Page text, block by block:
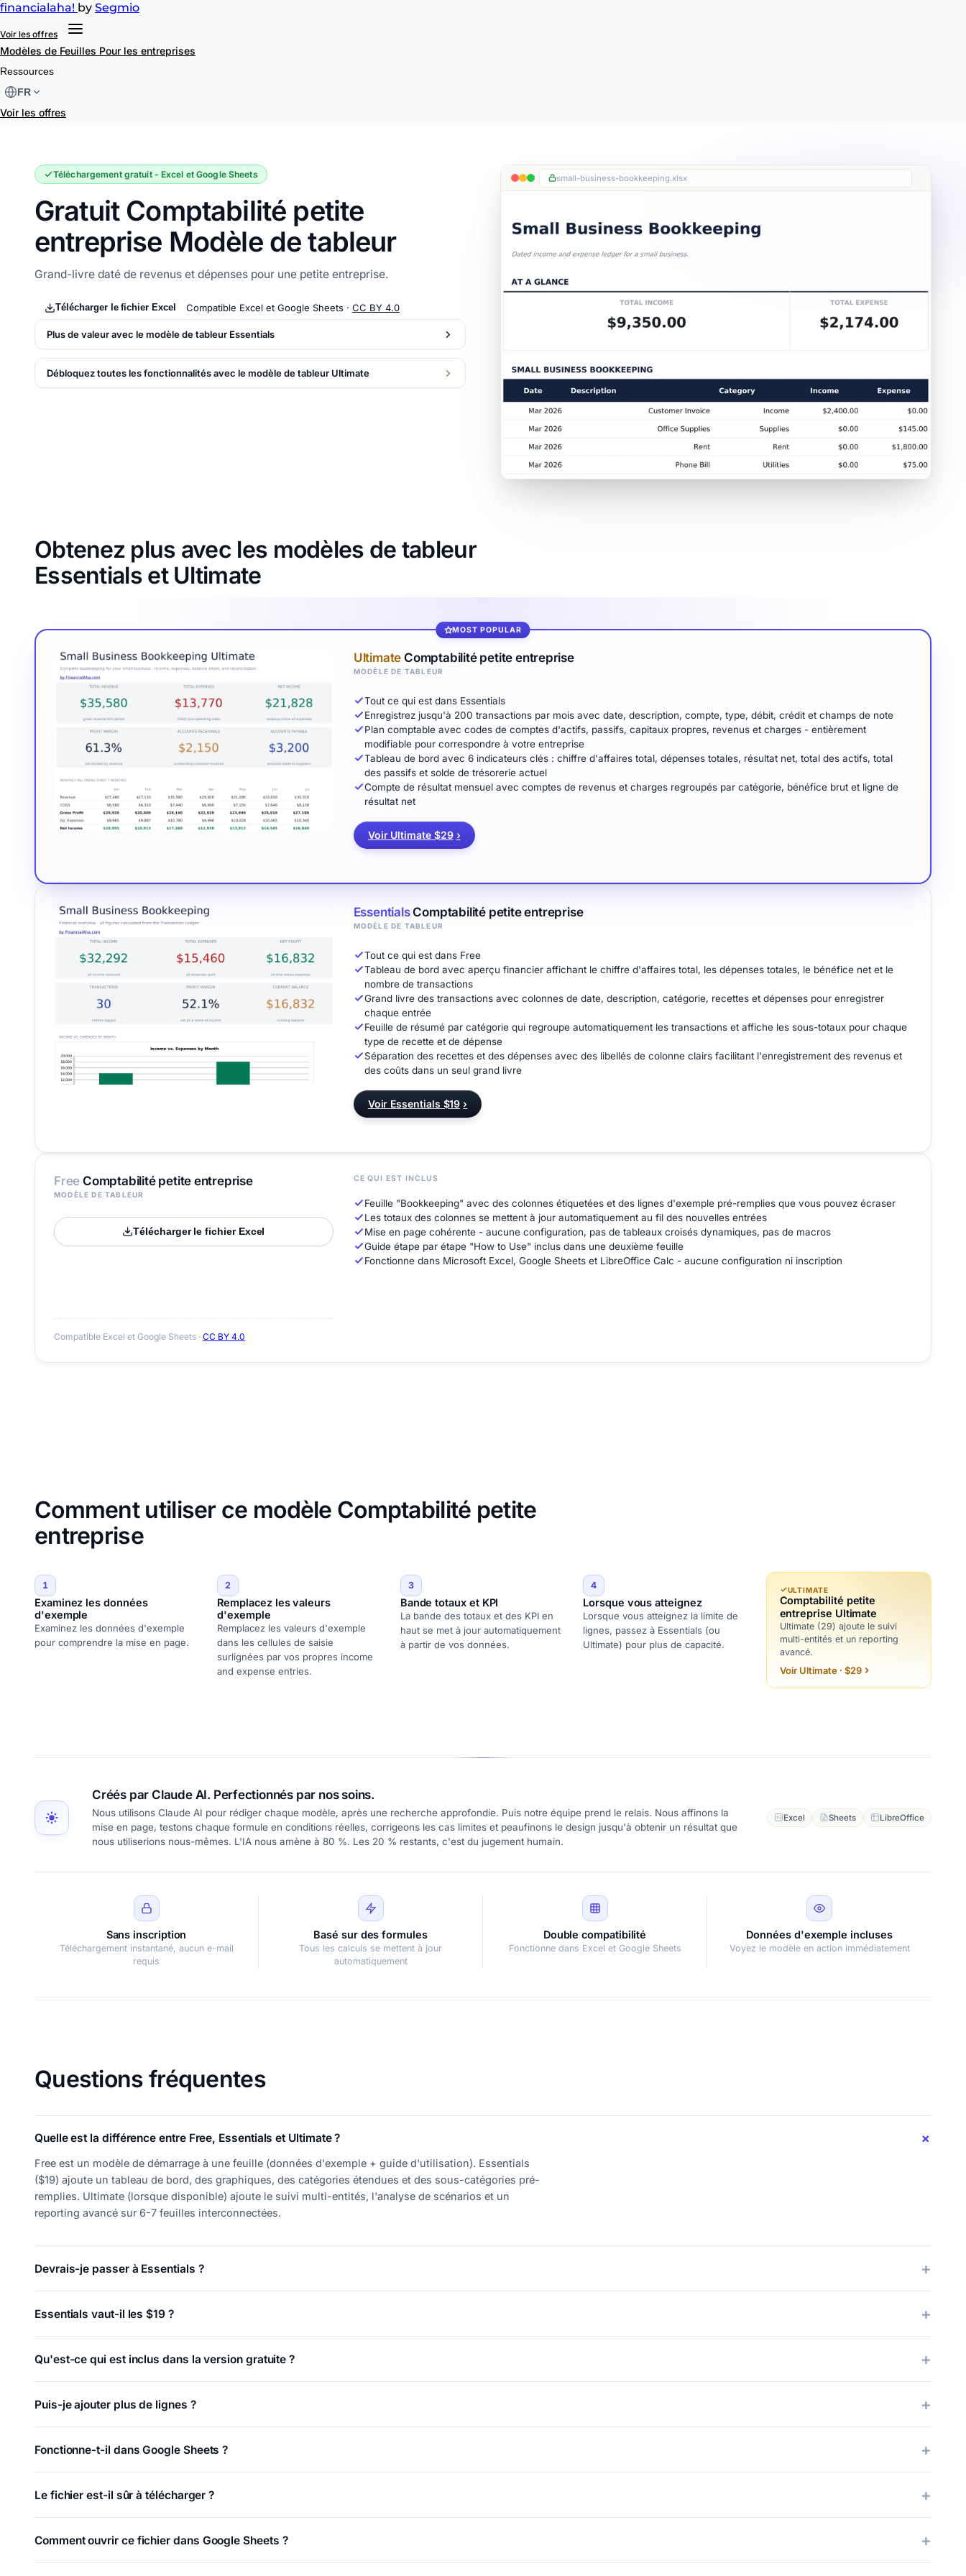
financialaha! by Segmio
Voir les offres
Modèles de Feuilles Pour les entreprises
Ressources
FR
Voir les offres
Comptabilité petite entreprise
Téléchargement gratuit - Excel et Google Sheets
Gratuit Comptabilité petite
entreprise Modèle de tableur
Grand-livre daté de revenus et dépenses pour une petite entreprise.
Télécharger le fichier Excel Compatible Excel et Google Sheets · CC BY 4.0
Plus de valeur avec le modèle de tableur Essentials
Débloquez toutes les fonctionnalités avec le modèle de tableur Ultimate
small-business-bookkeeping.xlsx
Obtenez plus avec les modèles de tableur
Essentials et Ultimate
Free Comptabilité petite entreprise
MODÈLE DE TABLEUR
Télécharger le fichier Excel
Compatible Excel et Google Sheets · CC BY 4.0
CE QUI EST INCLUS
Feuille "Bookkeeping" avec des colonnes étiquetées et des lignes d'exemple pré-remplies que vous pouvez écraser
Les totaux des colonnes se mettent à jour automatiquement au fil des nouvelles entrées
Mise en page cohérente - aucune configuration, pas de tableaux croisés dynamiques, pas de macros
Guide étape par étape "How to Use" inclus dans une deuxième feuille
Fonctionne dans Microsoft Excel, Google Sheets et LibreOffice Calc - aucune configuration ni inscription
EssentialsComptabilité petite entreprise
MODÈLE DE TABLEUR
Tout ce qui est dans Free
Tableau de bord avec aperçu financier affichant le chiffre d'affaires total, les dépenses totales, le bénéfice net et le
nombre de transactions
Grand livre des transactions avec colonnes de date, description, catégorie, recettes et dépenses pour enregistrer
chaque entrée
Feuille de résumé par catégorie qui regroupe automatiquement les transactions et affiche les sous-totaux pour chaque
type de recette et de dépense
Séparation des recettes et des dépenses avec des libellés de colonne clairs facilitant l'enregistrement des revenus et
des coûts dans un seul grand livre
Voir Essentials $19 ›
MOST POPULAR
Ultimate Comptabilité petite entreprise
MODÈLE DE TABLEUR
Tout ce qui est dans Essentials
Enregistrez jusqu'à 200 transactions par mois avec date, description, compte, type, débit, crédit et champs de note
Plan comptable avec codes de comptes d'actifs, passifs, capitaux propres, revenus et charges - entièrement
modifiable pour correspondre à votre entreprise
Tableau de bord avec 6 indicateurs clés : chiffre d'affaires total, dépenses totales, résultat net, total des actifs, total
des passifs et solde de trésorerie actuel
Compte de résultat mensuel avec comptes de revenus et charges regroupés par catégorie, bénéfice brut et ligne de
résultat net
Voir Ultimate $29 ›
Comment utiliser ce modèle Comptabilité petite
entreprise
1
Examinez les données
d'exemple
Examinez les données d'exemple
pour comprendre la mise en page.
2
Remplacez les valeurs
d'exemple
Remplacez les valeurs d'exemple
dans les cellules de saisie
surlignées par vos propres income
and expense entries.
3
Bande totaux et KPI
La bande des totaux et des KPI en
haut se met à jour automatiquement
à partir de vos données.
4
Lorsque vous atteignez
Lorsque vous atteignez la limite de
lignes, passez à Essentials (ou
Ultimate) pour plus de capacité.
ULTIMATE
Comptabilité petite
entreprise Ultimate
Ultimate (29) ajoute le suivi
multi-entités et un reporting
avancé.
Voir Ultimate · $29
Créés par Claude AI. Perfectionnés par nos soins.
Nous utilisons Claude AI pour rédiger chaque modèle, après une recherche approfondie. Puis notre équipe prend le relais. Nous affinons la
mise en page, testons chaque formule en conditions réelles, corrigeons les cas limites et peaufinons le design jusqu'à obtenir un résultat que
nous utiliserions nous-mêmes. L'IA nous amène à 80 %. Les 20 % restants, c'est du jugement humain.
Excel Sheets LibreOffice
Sans inscription
Téléchargement instantané, aucun e-mail
requis
Basé sur des formules
Tous les calculs se mettent à jour
automatiquement
Double compatibilité
Fonctionne dans Excel et Google Sheets
Données d'exemple incluses
Voyez le modèle en action immédiatement
Questions fréquentes
Quelle est la différence entre Free, Essentials et Ultimate ?
Free est un modèle de démarrage à une feuille (données d'exemple + guide d'utilisation). Essentials
($19) ajoute un tableau de bord, des graphiques, des catégories étendues et des sous-catégories pré-
remplies. Ultimate (lorsque disponible) ajoute le suivi multi-entités, l'analyse de scénarios et un
reporting avancé sur 6-7 feuilles interconnectées.
Devrais-je passer à Essentials ?
Essentials vaut-il les $19 ?
Qu'est-ce qui est inclus dans la version gratuite ?
Puis-je ajouter plus de lignes ?
Fonctionne-t-il dans Google Sheets ?
Le fichier est-il sûr à télécharger ?
Comment ouvrir ce fichier dans Google Sheets ?